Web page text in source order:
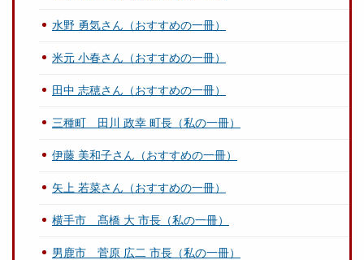
水野 勇気さん（おすすめの一冊）
米元 小春さん（おすすめの一冊）
田中 志穂さん（おすすめの一冊）
三種町 田川 政幸 町長（私の一冊）
伊藤 美和子さん（おすすめの一冊）
矢上 若菜さん（おすすめの一冊）
横手市 髙橋 大 市長（私の一冊）
男鹿市 菅原 広二 市長（私の一冊）